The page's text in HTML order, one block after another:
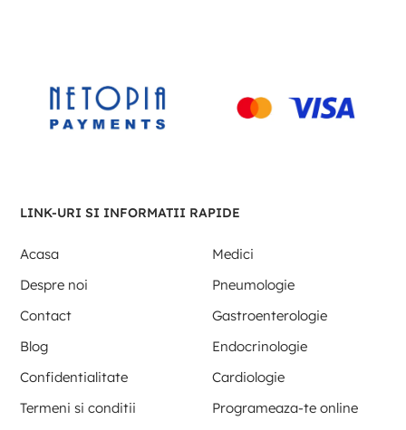
LINK-URI SI INFORMATII RAPIDE
Acasa
Medici
Despre noi
Pneumologie
Contact
Gastroenterologie
Blog
Endocrinologie
Confidentialitate
Cardiologie
Termeni si conditii
Programeaza-te online